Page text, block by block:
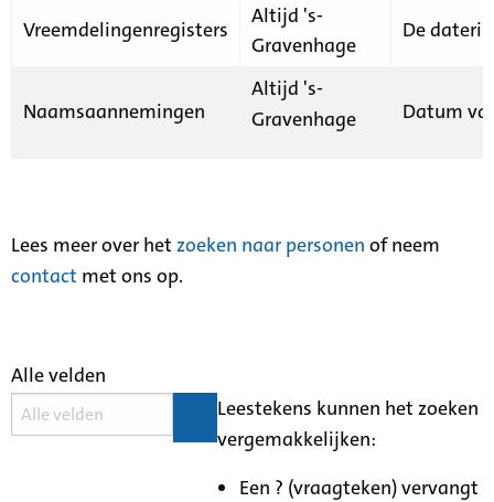
Vreemdelingenregisters
Altijd 's-
Gravenhage
De
Naamsaannemingen
Altijd 's-
Gravenhage
Datum
Lees meer over het zoeken naar personen of neem
contact met ons op.
Alle velden
Leestekens kunnen het zoeken
vergemakkelijken:
Een ? (vraagteken) vervangt